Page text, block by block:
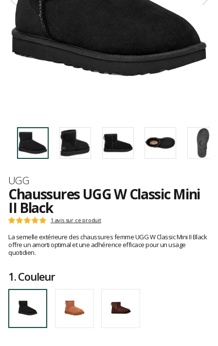
Marque
UGG
Chaussures UGG W Classic Mini
II Black
Les
clients
Note
:
5
sur
5
1 avis sur ce produit
La semelle extérieure des chaussures femme UGG W Classic Mini II Black
offre un amorti optimal et une adhérence efficace pour un usage
quotidien.
1.Couleur